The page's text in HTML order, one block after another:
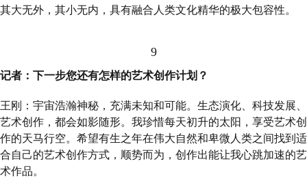
其大无外，其小无内，具有融合人类文化精华的极大包容性。
9
记者：下一步您还有怎样的艺术创作计划？
王刚：宇宙浩瀚神秘，充满未知和可能。生态演化、科技发展、
艺术创作，都会如影随形。我珍惜每天初升的太阳，享受艺术创
作的天马行空。希望有生之年在伟大自然和卑微人类之间找到适
合自己的艺术创作方式，顺势而为，创作出能让我心跳加速的艺
术作品。